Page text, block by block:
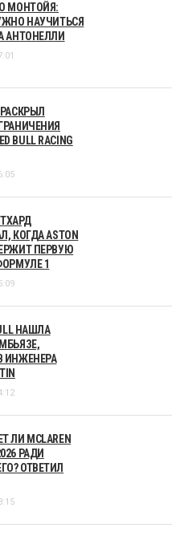
МОНТОЙЯ:
НАУЧИТЬСЯ
АНТОНЕЛЛИ
BULL RACING
КОГДА ASTON
ПЕРВУЮ
1
НАШЛА
ИНЖЕНЕРА
ЛИ MCLAREN
РАДИ
ОТВЕТИЛ